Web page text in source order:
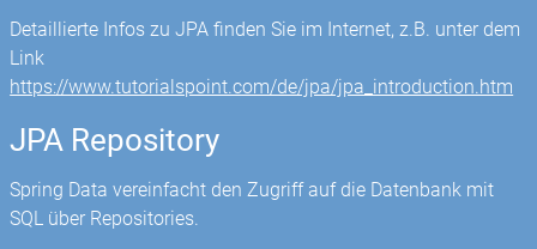
Detaillierte Infos zu JPA finden Sie im Internet, z.B. unter dem
Link
https://www.tutorialspoint.com/de/jpa/jpa_introduction.htm
JPA Repository
Spring Data vereinfacht den Zugriff auf die Datenbank mit
SQL über Repositories.